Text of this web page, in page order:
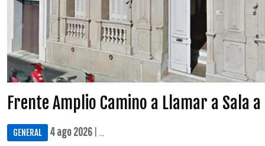
Frente Amplio Camino a Llamar a Sala a
GENERAL 4 ago 2026 | ...